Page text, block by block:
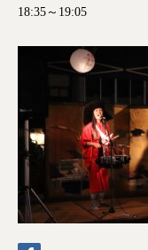
18:35～19:05